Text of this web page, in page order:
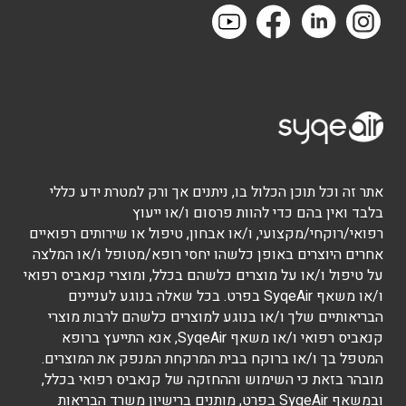
אתר זה וכל תוכן הכלול בו, ניתנים אך ורק למטרת ידע כללי
בלבד ואין בהם כדי להוות פרסום ו/או ייעוץ
רפואי/רוקחי/מקצועי, ו/או אבחון, טיפול או שירותים רפואיים
אחרים היוצרים באופן כלשהו יחסי רופא/מטופל ו/או המלצה
על טיפול ו/או על מוצרים כלשהם בכלל, ומוצרי קנאביס רפואי
ו/או משאף SyqeAir בפרט. בכל שאלה בנוגע לעניינים
הבריאותיים שלך ו/או בנוגע למוצרים כלשהם לרבות מוצרי
קנאביס רפואי ו/או משאף SyqeAir, אנא התייעץ ברופא
המטפל בך ו/או ברוקח בבית המרקחת המנפק את המוצרים.
מובהר בזאת כי השימוש וההחזקה של קנאביס רפואי בכלל,
ובמשאף SyqeAir בפרט, מותנים ברישיון משרד הבריאות